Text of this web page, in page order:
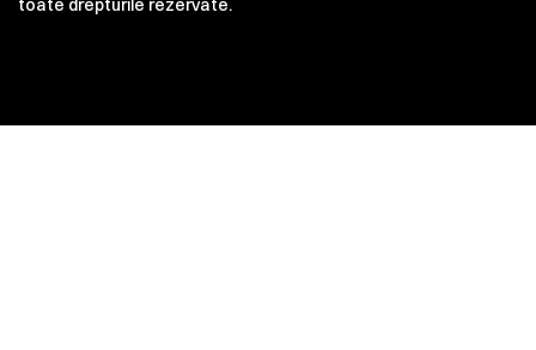
toate drepturile rezervate.